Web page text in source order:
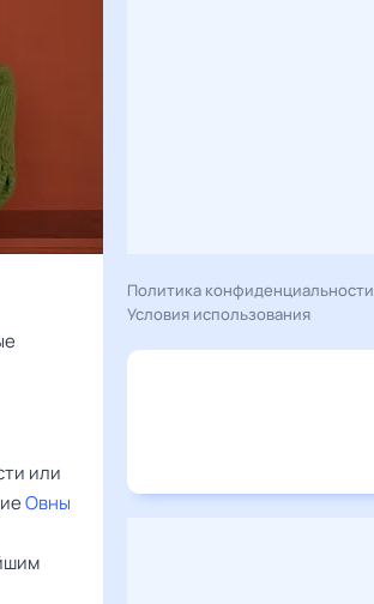
или
Овны
Политика конфиденциальности
Условия использования